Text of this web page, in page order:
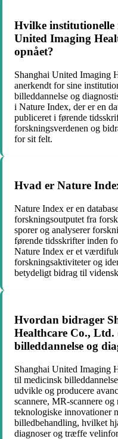
Hvilke institutionelle
United Imaging
opnået?
Shanghai United Imaging
anerkendt for sine
billeddannelse og
i Nature Index, der er en
publiceret i førende
forskningsverdenen og
for sit felt.
Hvad er Nature
Nature Index er en
forskningsoutputet fra
sporer og analyserer
førende tidsskrifter inden
Nature Index er et
forskningsaktiviteter og
betydeligt bidrag til
Hvordan bidrager
Healthcare Co.,
billeddannelse og
Shanghai United Imaging
til medicinsk
udvikle og producere
scannere, MR-scannere
teknologiske innovationer
billedbehandling, hvilket
diagnoser og træffe